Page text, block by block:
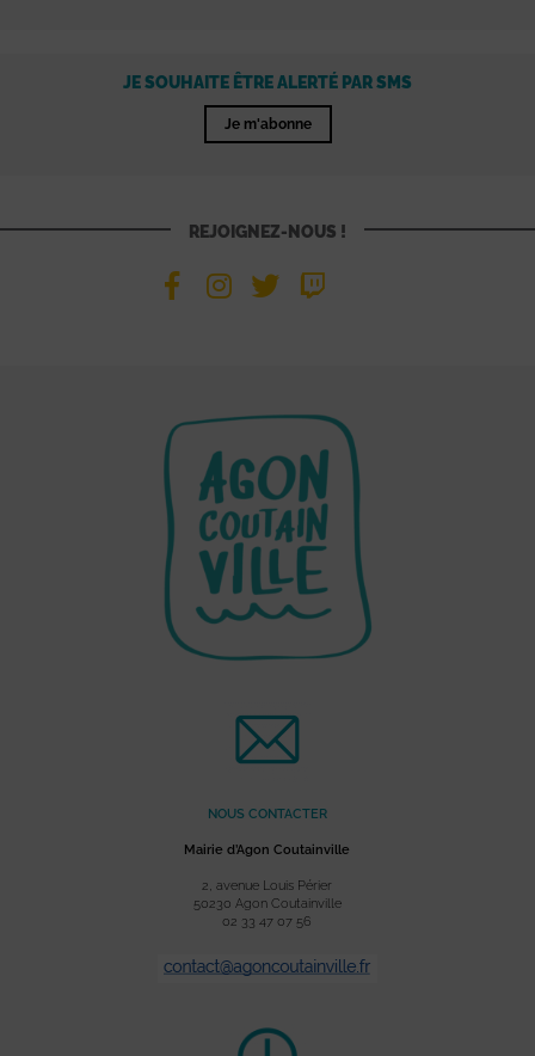
JE SOUHAITE ÊTRE ALERTÉ PAR SMS
Je m'abonne
REJOIGNEZ-NOUS !
NOUS CONTACTER
Mairie d’Agon Coutainville
2, avenue Louis Périer
50230 Agon Coutainville
02 33 47 07 56